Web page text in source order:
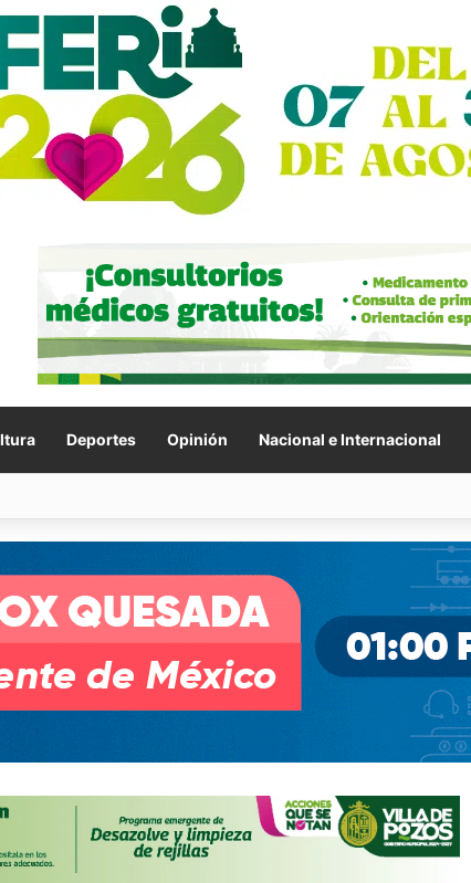
Deportes Opinión Nacional e Internacional
de Circuito Potosí en la movilidad de Villa de Pozos